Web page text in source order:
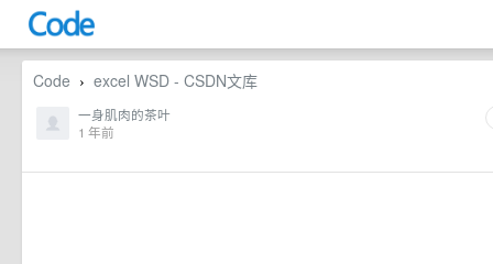
Code › excel WSD - CSDN文库
一身肌肉的茶叶
1 年前